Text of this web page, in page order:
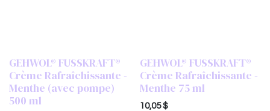
GEHWOL® FUSSKRAFT®
Crème Rafraîchissante -
Menthe (avec pompe)
500 ml
GEHWOL® FUSSKRAFT®
Crème Rafraîchissante -
Menthe 75 ml
10,05$